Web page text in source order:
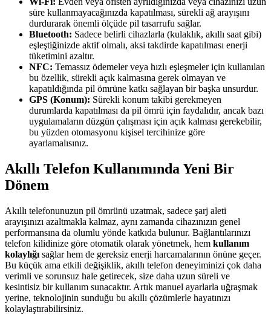
süre kullanmayacağınızda kapatılması, sürekli ağ arayışını
durdurarak önemli ölçüde pil tasarrufu sağlar.
Bluetooth: Sadece belirli cihazlarla (kulaklık, akıllı saat gibi)
eşleştiğinizde aktif olmalı, aksi takdirde kapatılması enerji
tüketimini azaltır.
NFC: Temassız ödemeler veya hızlı eşleşmeler için kullanılan
bu özellik, sürekli açık kalmasına gerek olmayan ve
kapatıldığında pil ömrüne katkı sağlayan bir başka unsurdur.
GPS (Konum): Sürekli konum takibi gerekmeyen
durumlarda kapatılması da pil ömrü için faydalıdır, ancak bazı
uygulamaların düzgün çalışması için açık kalması gerekebilir,
bu yüzden otomasyonu kişisel tercihinize göre
ayarlamalısınız.
Akıllı Telefon Kullanımında Yeni Bir
Dönem
Akıllı telefonunuzun pil ömrünü uzatmak, sadece şarj aleti
arayışınızı azaltmakla kalmaz, aynı zamanda cihazınızın genel
performansına da olumlu yönde katkıda bulunur. Bağlantılarınızı
telefon kilidinize göre otomatik olarak yönetmek, hem kullanım
kolaylığı sağlar hem de gereksiz enerji harcamalarının önüne geçer.
Bu küçük ama etkili değişiklik, akıllı telefon deneyiminizi çok daha
verimli ve sorunsuz hale getirecek, size daha uzun süreli ve
kesintisiz bir kullanım sunacaktır. Artık manuel ayarlarla uğraşmak
yerine, teknolojinin sunduğu bu akıllı çözümlerle hayatınızı
kolaylaştırabilirsiniz.